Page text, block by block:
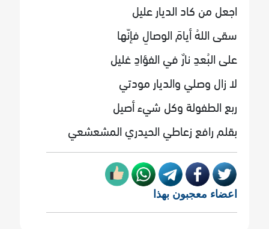
اجعل من كاد الديار عليل
سقى اللهُ أيامَ الوصالِ فإنّها
على البُعدِ نارٌ في الفؤادِ غليل
لا زال وصلي والديار مودتي
ربع الطفولة وكل شيء أصيل
بقلم رافع زعاطي الحيدري المشعشعي
اعضاء معجبون بهذا